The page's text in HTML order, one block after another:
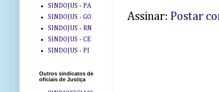
Assinar: Postar
SINDOJUS - PA
SINDOJUS - GO
SINDOJUS - RN
SINDOJUS - CE
SINDOJUS - PI
Outros sindicatos de
oficiais de Justiça